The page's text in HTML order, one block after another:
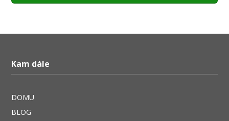
Kam dále
DOMU
BLOG